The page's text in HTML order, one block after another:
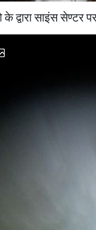
के द्वारा साइंस सेण्टर